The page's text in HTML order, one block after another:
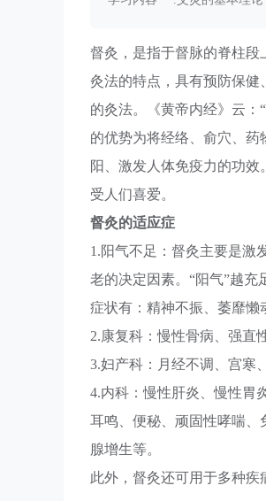
督灸，是指于督脉的脊柱段
灸法的特点，具有预防保健
的灸法。《黄帝内经》云：
的优势为将经络、俞穴、
阳、激发人体免疫力的功
受人们喜爱。
督灸的适应症
1.阳气不足：督灸主要是激
老的决定因素。“阳气”越
症状有：精神不振、萎靡懒
2.康复科：慢性骨病、强直
3.妇产科：月经不调、宫寒
4.内科：慢性肝炎、慢性胃
耳鸣、便秘、顽固性哮喘、
腺增生等。
此外，督灸还可用于多种疾